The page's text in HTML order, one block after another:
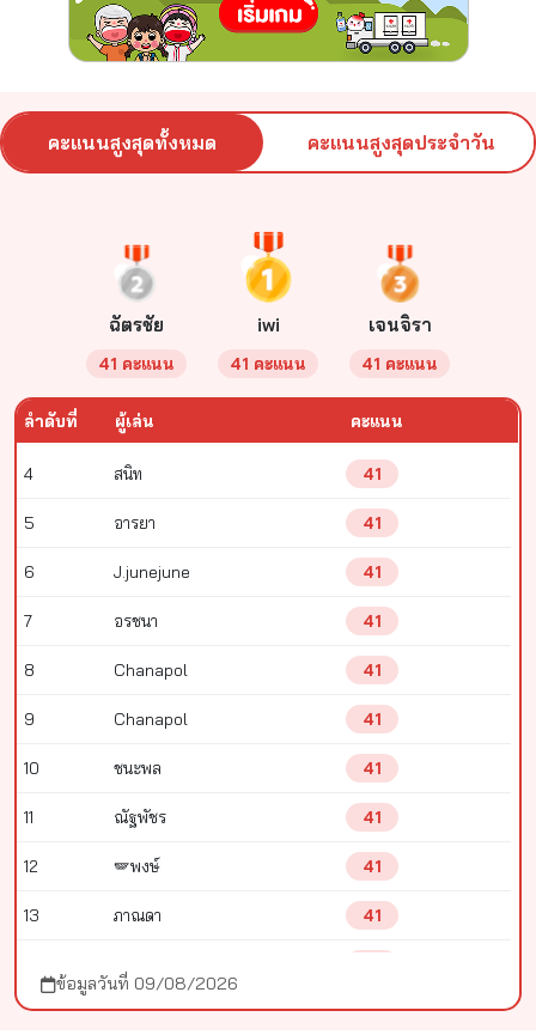
คะแนนสูงสุดทั้งหมด คะแนนสูงสุดประจำวัน
ฉัตรชัย
41 คะแนน
iwi
41 คะแนน
เจนจิรา
41 คะแนน
ลำดับที่ ผู้เล่น คะแนน
4 สนิท 41
5 อารยา 41
6 J.junejune 41
7 อรชนา 41
8 Chanapol 41
9 Chanapol 41
10 ชนะพล 41
11 ณัฐพัชร 41
12 🪽พงษ์ 41
13 ภาณดา 41
15 ปลิดา 41
ข้อมูลวันที่ 09/08/2026